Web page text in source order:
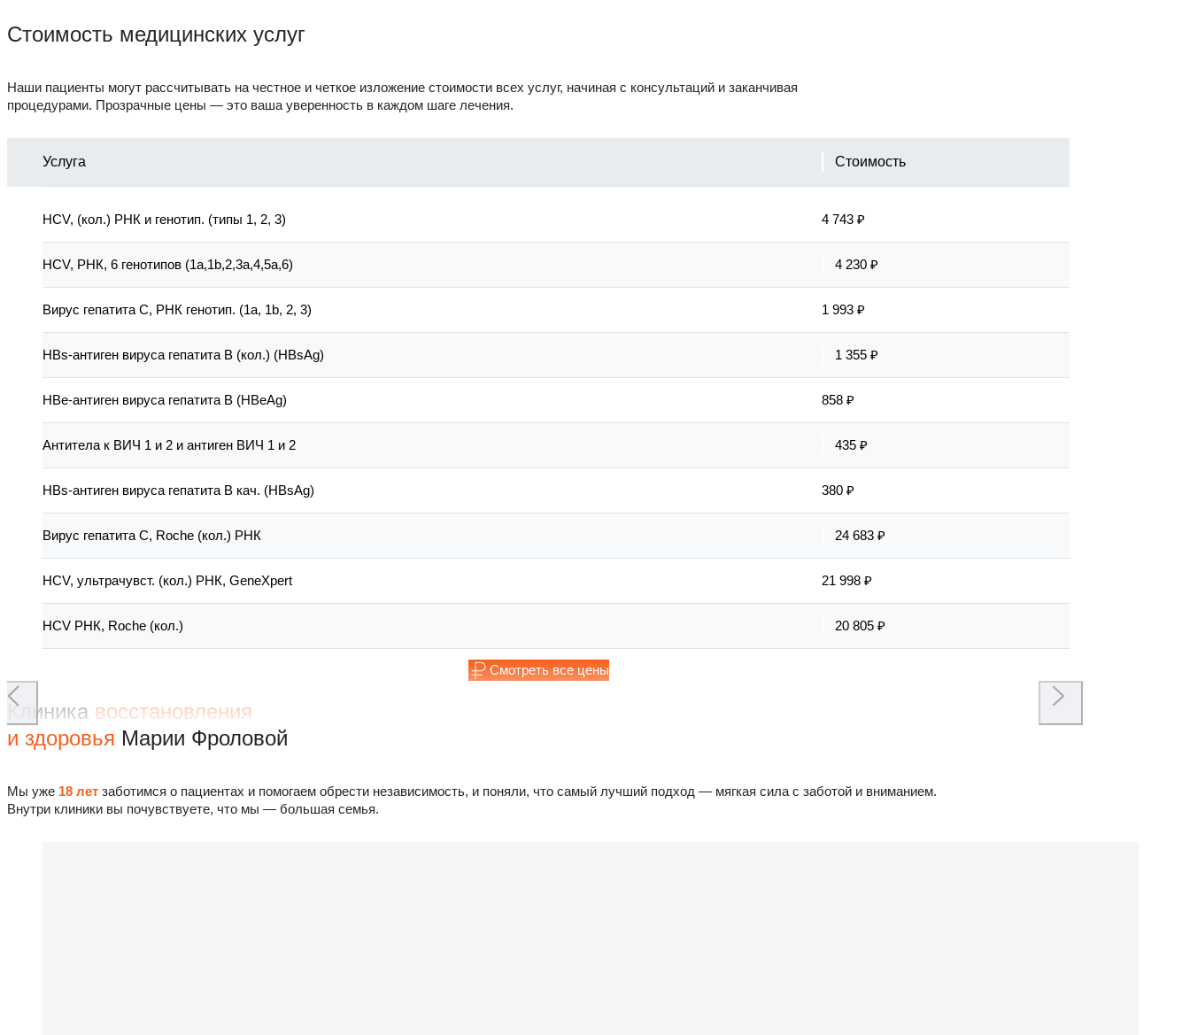
Стоимость медицинских услуг
Наши пациенты могут рассчитывать на честное и четкое изложение стоимости всех услуг, начиная с консультаций и заканчивая
процедурами. Прозрачные цены — это ваша уверенность в каждом шаге лечения.
Услуга Стоимость
HCV, (кол.) РНК и генотип. (типы 1, 2, 3) 4 743 ₽
HCV, РНК, 6 генотипов (1а,1b,2,3а,4,5а,6) 4 230 ₽
Вирус гепатита С, РНК генотип. (1a, 1b, 2, 3) 1 993 ₽
HBs-антиген вируса гепатита В (кол.) (HBsAg) 1 355 ₽
HBе-антиген вируса гепатита В (HBeAg) 858 ₽
Антитела к ВИЧ 1 и 2 и антиген ВИЧ 1 и 2 435 ₽
HBs-антиген вируса гепатита В кач. (HBsAg) 380 ₽
Вирус гепатита С, Roche (кол.) РНК 24 683 ₽
HCV, ультрачувст. (кол.) РНК, GeneXpert 21 998 ₽
HCV РНК, Roche (кол.) 20 805 ₽
Смотреть все цены
Клиника восстановления
и здоровья Марии Фроловой
Мы уже 18 лет заботимся о пациентах и помогаем обрести независимость, и поняли, что самый лучший подход — мягкая сила с заботой и вниманием.
Внутри клиники вы почувствуете, что мы — большая семья.